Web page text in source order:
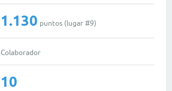
1.130 puntos (lugar #9)
Colaborador
10